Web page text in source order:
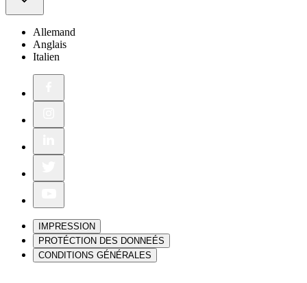
Allemand
Anglais
Italien
IMPRESSION
PROTÉCTION DES DONNEÉS
CONDITIONS GÉNÉRALES